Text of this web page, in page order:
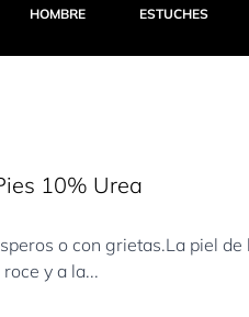
HOMBRE ESTUCHES
10% Urea
o con grietas.La piel
y a la...